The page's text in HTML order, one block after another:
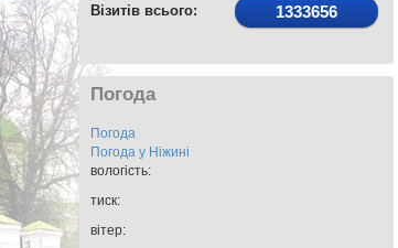
Візитів всього: 1333656
Погода
Погода
Погода у Ніжині
вологість:
тиск:
вітер: